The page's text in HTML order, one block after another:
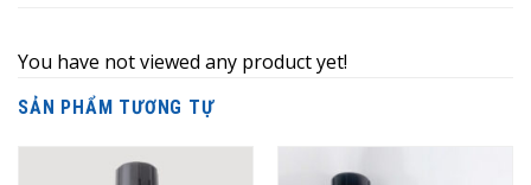
You have not viewed any product yet!
SẢN PHẨM TƯƠNG TỰ